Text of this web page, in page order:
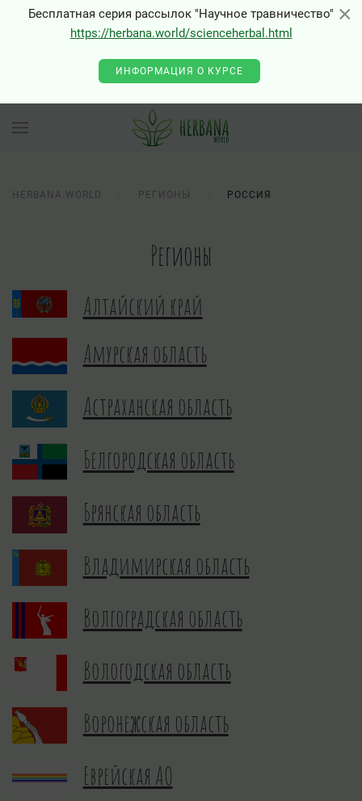
×
Бесплатная серия рассылок "Научное травничество"
https://herbana.world/scienceherbal.html
ИНФОРМАЦИЯ О КУРСЕ
HERBANA.WORLD РЕГИОНЫ РОССИЯ
Регионы
Алтайский край
Амурская область
Астраханская область
Белгородская область
Брянская область
Владимирская область
Волгоградская область
Вологодская область
Воронежская область
Еврейская АО
×